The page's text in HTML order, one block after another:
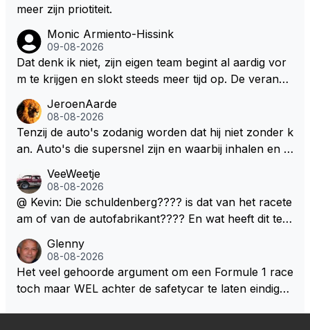
meer zijn priotiteit.
Monic Armiento-Hissink
09-08-2026
Dat denk ik niet, zijn eigen team begint al aardig vor
m te krijgen en slokt steeds meer tijd op. De verande
en zullen ben ik bang niet het gewenste effect hebb
en. Mocht het wel zo zijn dan zal het 3 jaar zijn, hoo
guit 5 jaar maar echt niet langer. Vergeet niet, hij hee
em meer plezier gebracht dan de F1 op dit moment.
JeroenAarde
08-08-2026
Tenzij de auto's zodanig worden dat hij niet zonder k
an. Auto's die supersnel zijn en waarbij inhalen en v
ronkende motoren en op de grenzen rijden van de
mogelijkheden. Het ouderwetse racen waarbij de ma
nnen en jongens verdeeld worden. Als deze auto's g
uden dan dat hij op dit moment beweerd. Dan kan hij
zijn talenten en uitzonderlijke klasse laten zien en he
eft daar enorm veel lol aan.
VeeWeetje
08-08-2026
@ Kevin: Die schuldenberg???? is dat van het racete
am of van de autofabrikant???? En wat heeft dit te
ert nu de spindoctor van newey geworden?? Eerlijk
gezegd snap ik de de kop én het artikel niet echt.
Glenny
08-08-2026
Het veel gehoorde argument om een Formule 1 race
toch maar WEL achter de safetycar te laten eindigen